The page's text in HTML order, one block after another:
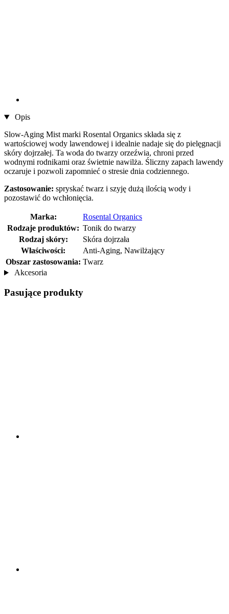
Opis
Slow-Aging Mist marki Rosental Organics składa się z
wartościowej wody lawendowej i idealnie nadaje się do pielęgnacji
skóry dojrzałej. Ta woda do twarzy orzeźwia, chroni przed
wodnymi rodnikami oraz świetnie nawilża. Śliczny zapach lawendy
oczaruje i pozwoli zapomnieć o stresie dnia codziennego.
Zastosowanie: spryskać twarz i szyję dużą ilością wody i
pozostawić do wchłonięcia.
Marka:
Rosental Organics
Rodzaje produktów: Tonik do twarzy
Rodzaj skóry:
Skóra dojrzała
Właściwości:
Anti-Aging, Nawilżający
Obszar zastosowania: Twarz
Akcesoria
Pasujące produkty